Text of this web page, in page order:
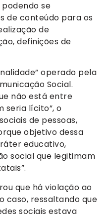
se
de conteúdo para os
de
definições de
operado pela
Social.
não está entre
seria lícito”, o
de pessoas,
objetivo dessa
educativo,
social que legitimam
que há violação ao
caso, ressaltando que
sociais estava